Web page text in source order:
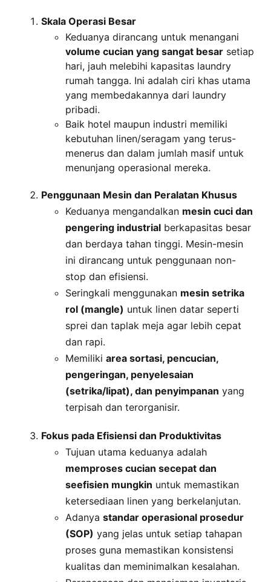
Skala Operasi Besar
Keduanya dirancang untuk menangani
volume cucian yang sangat besar setiap
hari, jauh melebihi kapasitas laundry
rumah tangga. Ini adalah ciri khas utama
yang membedakannya dari laundry
pribadi.
Baik hotel maupun industri memiliki
kebutuhan linen/seragam yang terus-
menerus dan dalam jumlah masif untuk
menunjang operasional mereka.
Penggunaan Mesin dan Peralatan Khusus
Keduanya mengandalkan mesin cuci dan
pengering industrial berkapasitas besar
dan berdaya tahan tinggi. Mesin-mesin
ini dirancang untuk penggunaan non-
stop dan efisiensi.
Seringkali menggunakan mesin setrika
rol (mangle) untuk linen datar seperti
sprei dan taplak meja agar lebih cepat
dan rapi.
Memiliki area sortasi, pencucian,
pengeringan, penyelesaian
(setrika/lipat), dan penyimpanan yang
terpisah dan terorganisir.
Fokus pada Efisiensi dan Produktivitas
Tujuan utama keduanya adalah
memproses cucian secepat dan
seefisien mungkin untuk memastikan
ketersediaan linen yang berkelanjutan.
Adanya standar operasional prosedur
(SOP) yang jelas untuk setiap tahapan
proses guna memastikan konsistensi
kualitas dan meminimalkan kesalahan.